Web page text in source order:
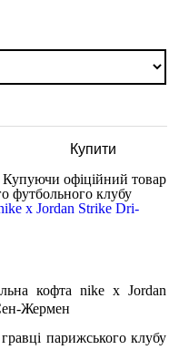
Купити
Купуючи офіційний товар
футбольного клубу
кофта nike х Jordan
Жермен
парижського клубу